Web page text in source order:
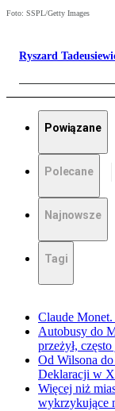
Foto: SSPL/Getty Images
Ryszard
Powiązane
Polecane
Najnowsze
Tagi
Claude
Autobusy do
przeżył,
Od Wilsona
Deklaracji w
Więcej niż
wykrzykujące